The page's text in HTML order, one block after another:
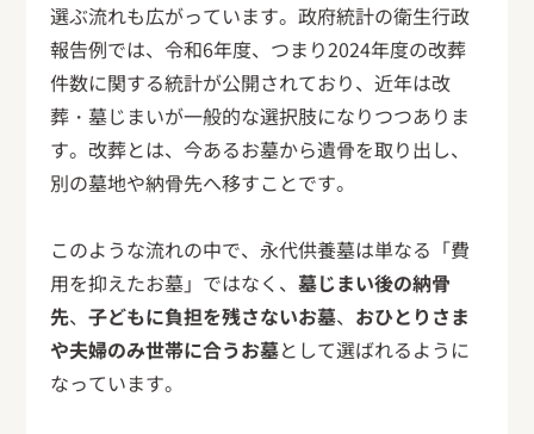
選ぶ流れも広がっています。政府統計の衛生行政
報告例では、令和6年度、つまり2024年度の改葬
件数に関する統計が公開されており、近年は改
葬・墓じまいが一般的な選択肢になりつつありま
す。改葬とは、今あるお墓から遺骨を取り出し、
別の墓地や納骨先へ移すことです。
このような流れの中で、永代供養墓は単なる「費
用を抑えたお墓」ではなく、墓じまい後の納骨
先、子どもに負担を残さないお墓、 おひとりさま
や夫婦のみ世帯に合うお墓として選ばれるように
なっています。